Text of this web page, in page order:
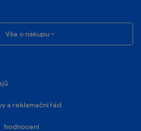
Vše o nákupu
a reklamační řád
hodnocení